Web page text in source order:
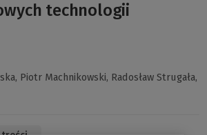
technologii
Piotr Machnikowski, Radosław Strugała,